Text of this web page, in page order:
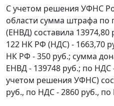
С учетом решения УФНС
области сумма штрафа по
(ЕНВД) составила 13974,80
122 НК РФ (НДС) - 1663,70
НК РФ - 350 руб.; сумма
ЕНВД - 139748 руб.; по НДС
учетом решения УФНС)
руб., по НДС - 2860 руб.,